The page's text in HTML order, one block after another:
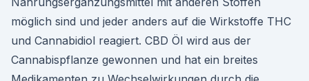
möglich sind und jeder anders auf die Wirkstoffe THC
und Cannabidiol reagiert. CBD Öl wird aus der
Cannabispflanze gewonnen und hat ein breites